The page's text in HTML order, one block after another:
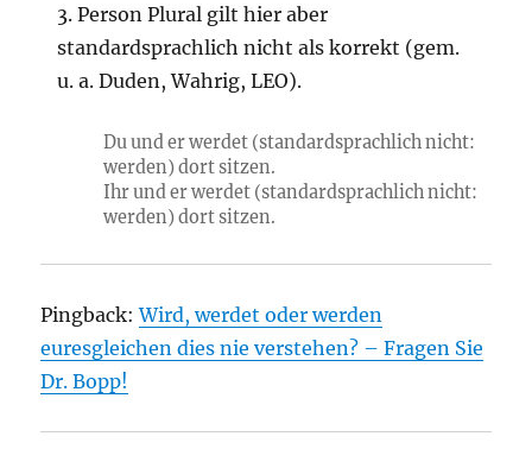
3. Person Plural gilt hier aber
standardsprachlich nicht als korrekt (gem.
u. a. Duden, Wahrig, LEO).
Du und er werdet (standardsprachlich nicht:
werden) dort sitzen.
Ihr und er werdet (standardsprachlich nicht:
werden) dort sitzen.
Pingback:Wird, werdet oder werden
euresgleichen dies nie verstehen? – Fragen Sie
Dr. Bopp!